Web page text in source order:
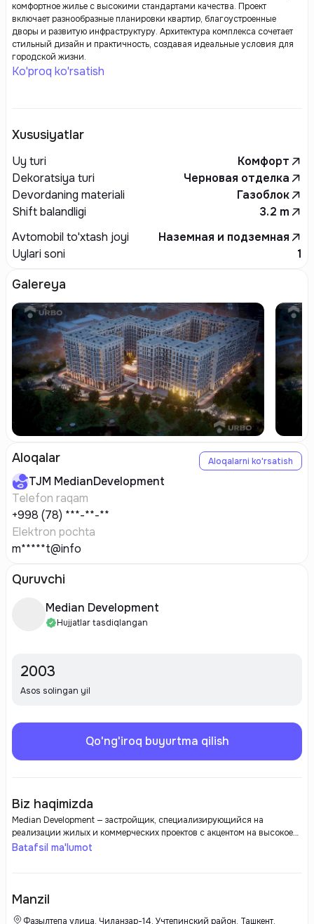
комфортное жилье с высокими стандартами качества. Проект
включает разнообразные планировки квартир, благоустроенные
дворы и развитую инфраструктуру. Архитектура комплекса сочетает
стильный дизайн и практичность, создавая идеальные условия для
городской жизни.
Ko'proq ko'rsatish
Xususiyatlar
Uy turi
Комфорт
Dekoratsiya turi
Черновая отделка
Devordaning materiali
Газоблок
Shift balandligi
3.2 m
Avtomobil to'xtash joyi
Наземная и подземная
Uylari soni
1
Galereya
Aloqalar Aloqalarni ko'rsatish
TJM MedianDevelopment
Telefon raqam
+998 (78) ***-**-**
Elektron pochta
m*****t@info
Quruvchi
Median Development
Hujjatlar tasdiqlangan
2003
Asos solingan yil
Qo'ng'iroq buyurtma qilish
Biz haqimizda
Median Development — застройщик, специализирующийся на
реализации жилых и коммерческих проектов с акцентом на высокое
качество строительства и инновационные подходы. Компания
надежными строительными материалами, что обеспечивает
стремится предлагать своим клиентам комфортное жилье, которое
Batafsil ma'lumot
Manzil
Фазылтепа улица, Чиланзар-14, Учтепинский район, Ташкент,